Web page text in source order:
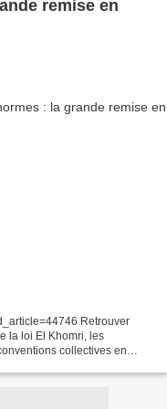
remise en
Retrouver
la loi El Khomri, les
collectives en